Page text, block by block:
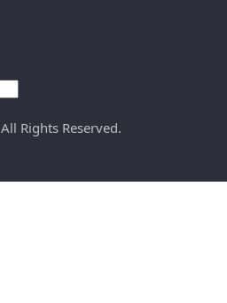
All Rights Reserved.